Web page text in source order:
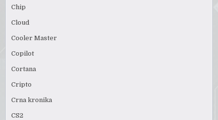
Chip
Cloud
Cooler Master
Copilot
Cortana
Cripto
Crna kronika
CS2